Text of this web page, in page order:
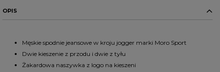
OPIS
Męskie spodnie jeansowe w kroju jogger marki Moro Sport
Dwie kieszenie z przodu i dwie z tyłu
Żakardowa naszywka z logo na kieszeni